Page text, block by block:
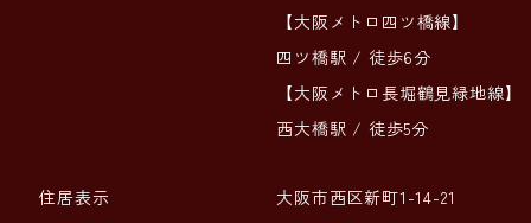
【大阪メトロ四ツ橋線】
四ツ橋駅 / 徒歩6分
【大阪メトロ長堀鶴見緑地線】
西大橋駅 / 徒歩5分
住居表示 大阪市西区新町1-14-21